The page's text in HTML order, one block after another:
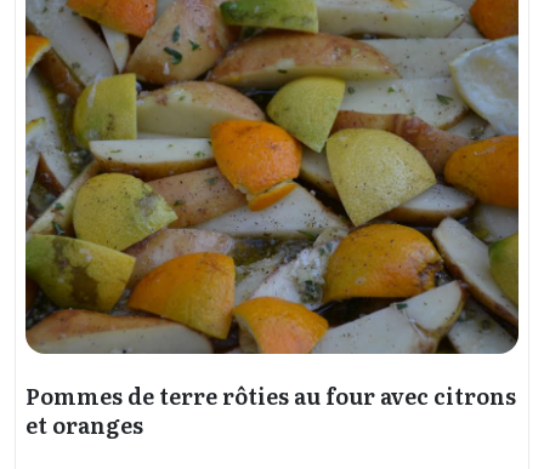
Pommes de terre rôties au four avec citrons
et oranges